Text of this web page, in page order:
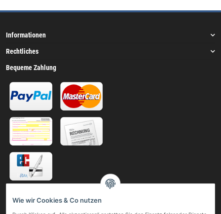
Informationen
Rechtliches
Bequeme Zahlung
Wie wir Cookies & Co nutzen